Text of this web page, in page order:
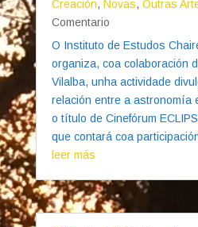
Creación, Novas, Outras
Comentario
O Instituto de Estudos
organiza, coa colaboración
Vilalba, unha actividade
relación entre a astronomía
o título de Cinefórum
que contará coa
leer más